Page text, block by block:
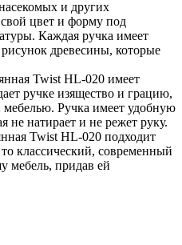
и других
цвет и форму под
Каждая ручка имеет
древесины, которые
Twist HL-020 имеет
ручке изящество и грацию,
Ручка имеет удобную
не натирает и не режет руку.
Twist HL-020 подходит
классический, современный
мебель, придав ей